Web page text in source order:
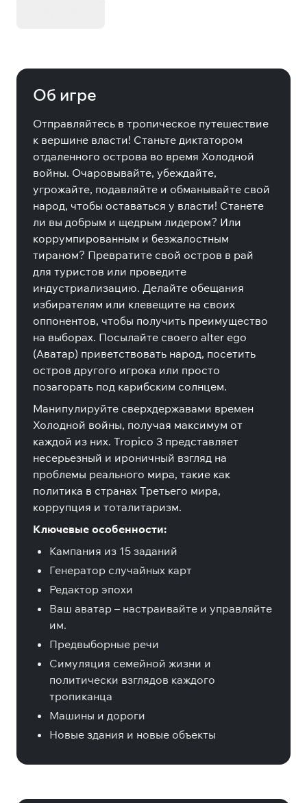
Об игре
Отправляйтесь в тропическое путешествие
к вершине власти! Станьте диктатором
отдаленного острова во время Холодной
войны. Очаровывайте, убеждайте,
угрожайте, подавляйте и обманывайте свой
народ, чтобы оставаться у власти! Станете
ли вы добрым и щедрым лидером? Или
коррумпированным и безжалостным
тираном? Превратите свой остров в рай
для туристов или проведите
индустриализацию. Делайте обещания
избирателям или клевещите на своих
оппонентов, чтобы получить преимущество
на выборах. Посылайте своего alter ego
(Аватар) приветствовать народ, посетить
остров другого игрока или просто
позагорать под карибским солнцем.
Манипулируйте сверхдержавами времен
Холодной войны, получая максимум от
каждой из них. Tropico 3 представляет
несерьезный и ироничный взгляд на
проблемы реального мира, такие как
политика в странах Третьего мира,
коррупция и тоталитаризм.
Ключевые особенности:
Кампания из 15 заданий
Генератор случайных карт
Редактор эпохи
Ваш аватар – настраивайте и управляйте
им.
Предвыборные речи
Симуляция семейной жизни и
политически взглядов каждого
тропиканца
Машины и дороги
Новые здания и новые объекты